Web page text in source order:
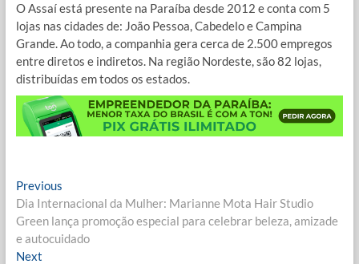
O Assaí está presente na Paraíba desde 2012 e conta com 5
lojas nas cidades de: João Pessoa, Cabedelo e Campina
Grande. Ao todo, a companhia gera cerca de 2.500 empregos
entre diretos e indiretos. Na região Nordeste, são 82 lojas,
distribuídas em todos os estados.
Navegação
de
Post
PreviousPrevious
post:
Dia Internacional da Mulher: Marianne Mota Hair Studio
Green lança promoção especial para celebrar beleza, amizade
e autocuidado
NextNext